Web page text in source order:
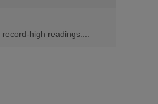
high readings....